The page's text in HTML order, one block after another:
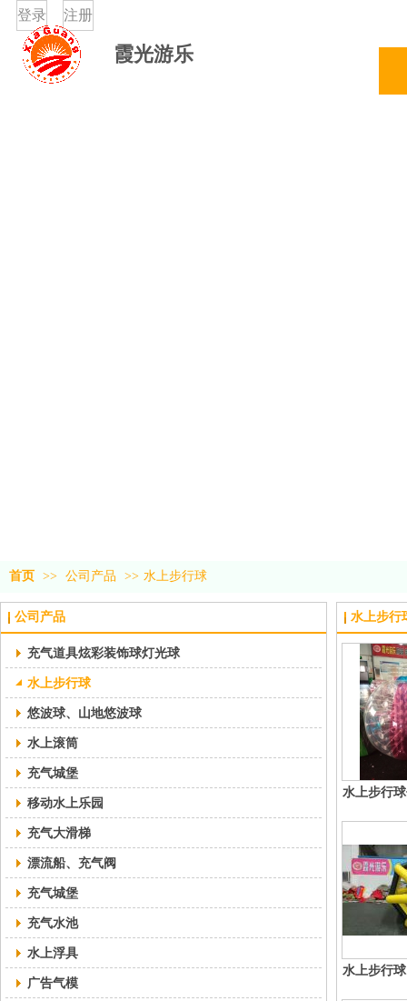
登录 注册
霞光游乐
首页 >> 公司产品 >> 水上步行球
公司产品
充气道具炫彩装饰球灯光球
水上步行球
悠波球、山地悠波球
水上滚筒
充气城堡
移动水上乐园
充气大滑梯
漂流船、充气阀
充气城堡
充气水池
水上浮具
广告气模
水上步行
水上步行
水上步行球